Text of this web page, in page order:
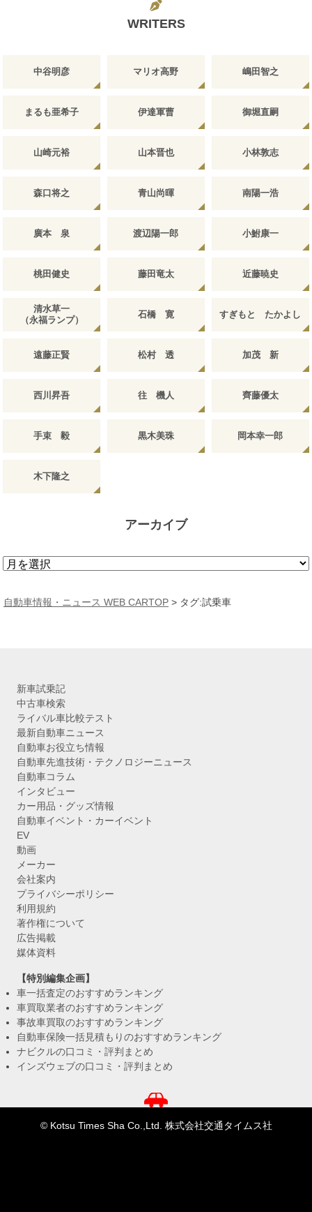
WRITERS
中谷明彦 マリオ高野 嶋田智之
まるも亜希子 伊達軍曹 御堀直嗣
山崎元裕 山本晋也 小林敦志
森口将之 青山尚暉 南陽一浩
廣本 泉 渡辺陽一郎 小鮒康一
桃田健史 藤田竜太 近藤暁史
清水草一
（永福ランプ）
石橋 寛 すぎもと たかよし
遠藤正賢 松村 透 加茂 新
西川昇吾 往 機人 齊藤優太
手束 毅 黒木美珠 岡本幸一郎
木下隆之
アーカイブ
ア
カ
自動車情報・ニュース WEB CARTOP > タグ:試乗車
新車試乗記
中古車検索
ライバル車比較テスト
最新自動車ニュース
自動車お役立ち情報
自動車先進技術・テクノロジーニュース
自動車コラム
インタビュー
カー用品・グッズ情報
自動車イベント・カーイベント
EV
動画
メーカー
会社案内
プライバシーポリシー
利用規約
著作権について
広告掲載
媒体資料
【特別編集企画】
車一括査定のおすすめランキング
車買取業者のおすすめランキング
事故車買取のおすすめランキング
自動車保険一括見積もりのおすすめランキング
ナビクルの口コミ・評判まとめ
インズウェブの口コミ・評判まとめ
© Kotsu Times Sha Co.,Ltd. 株式会社交通タイムス社